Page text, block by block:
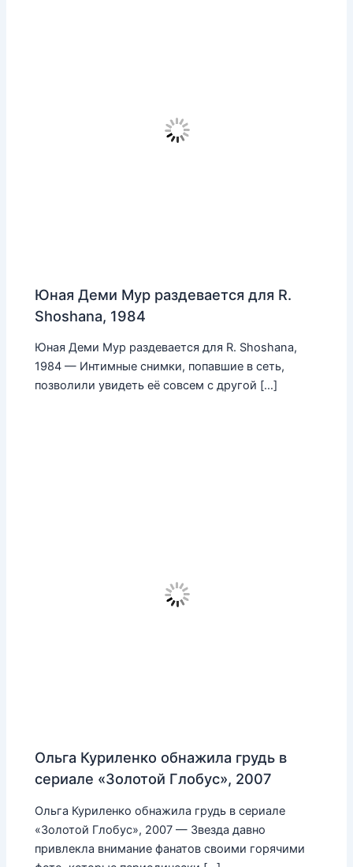
Юная Деми Мур раздевается для R.
Shoshana, 1984
Юная Деми Мур раздевается для R. Shoshana,
1984 — Интимные снимки, попавшие в сеть,
позволили увидеть её совсем с другой […]
Ольга Куриленко обнажила грудь в
сериале «Золотой Глобус», 2007
Ольга Куриленко обнажила грудь в сериале
«Золотой Глобус», 2007 — Звезда давно
привлекла внимание фанатов своими горячими